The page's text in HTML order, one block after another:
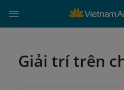
Giải trí trên